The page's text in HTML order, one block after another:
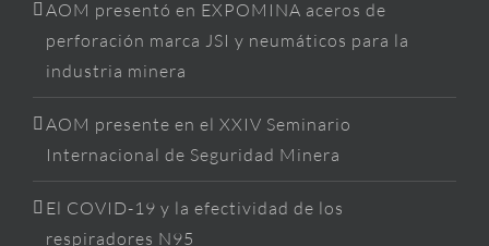
AOM presentó en EXPOMINA aceros de
perforación marca JSI y neumáticos para la
industria minera
AOM presente en el XXIV Seminario
Internacional de Seguridad Minera
El COVID-19 y la efectividad de los
respiradores N95